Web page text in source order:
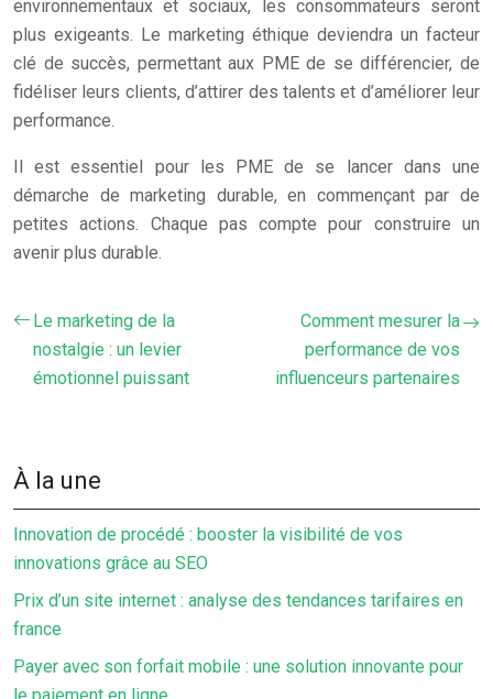
environnementaux et sociaux, les consommateurs seront
plus exigeants. Le marketing éthique deviendra un facteur
clé de succès, permettant aux PME de se différencier, de
fidéliser leurs clients, d’attirer des talents et d’améliorer leur
performance.
Il est essentiel pour les PME de se lancer dans une
démarche de marketing durable, en commençant par de
petites actions. Chaque pas compte pour construire un
avenir plus durable.
Le marketing de la
nostalgie : un levier
émotionnel puissant
Comment mesurer la
performance de vos
influenceurs partenaires
À la une
Innovation de procédé : booster la visibilité de vos
innovations grâce au SEO
Prix d’un site internet : analyse des tendances tarifaires en
france
Payer avec son forfait mobile : une solution innovante pour